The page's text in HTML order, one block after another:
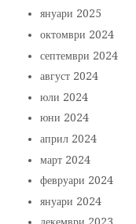
януари 2025
октомври 2024
септември 2024
август 2024
юли 2024
юни 2024
април 2024
март 2024
февруари 2024
януари 2024